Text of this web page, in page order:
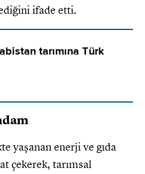
ifade etti.
tarımına Türk
yaşanan enerji ve gıda
çekerek, tarımsal